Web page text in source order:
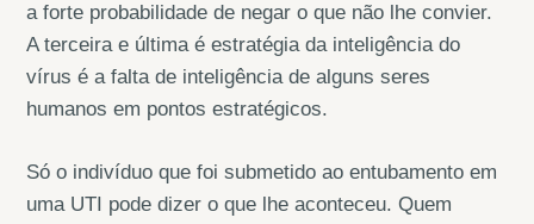
a forte probabilidade de negar o que não lhe convier.
A terceira e última é estratégia da inteligência do
vírus é a falta de inteligência de alguns seres
humanos em pontos estratégicos.
Só o indivíduo que foi submetido ao entubamento em
uma UTI pode dizer o que lhe aconteceu. Quem